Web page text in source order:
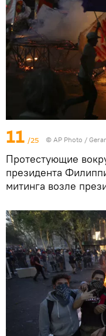
11 /25 © AP Photo /
Протестующие
президента
митинга возле